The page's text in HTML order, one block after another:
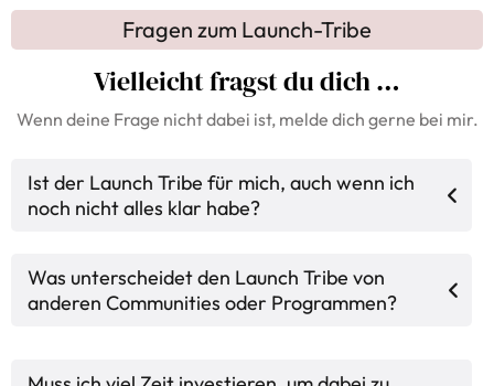
Fragen zum Launch-Tribe
Vielleicht fragst du dich …
Wenn deine Frage nicht dabei ist, melde dich gerne bei mir.
Ist der Launch Tribe für mich, auch wenn ich
noch nicht alles klar habe?
aussehen soll – sondern nur, dass du esstimmig und
strukturiertaufbauen möchtest.
Was unterscheidet den Launch Tribe von
anderen Communities oder Programmen?
oder fremde Erfolgsrezepte